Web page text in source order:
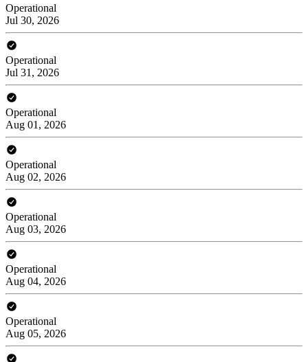
Operational
Jul 30, 2026
Operational
Jul 31, 2026
Operational
Aug 01, 2026
Operational
Aug 02, 2026
Operational
Aug 03, 2026
Operational
Aug 04, 2026
Operational
Aug 05, 2026